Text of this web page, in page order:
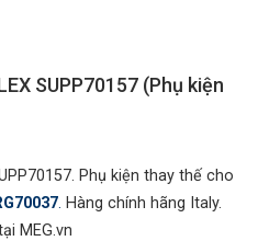
SUPP70157 (Phụ kiện
Phụ kiện thay thế cho
. Hàng chính hãng Italy.
MEG.vn